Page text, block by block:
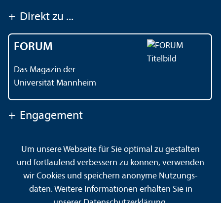
+ Direkt zu ...
FORUM
Das Magazin der
Universität Mannheim
+ Engagement
Kontakt Impressum Datenschutz
Barrierefreiheit
Gebärdensprache
Leichte Sprache
Sitemap
Hausordnung
Sicherheit und Notfälle
Um unsere Webseite für Sie optimal zu gestalten
und fortlaufend verbessern zu können, verwenden
wir Cookies und speichern anonyme Nutzungs­
daten. Weitere Informationen erhalten Sie in